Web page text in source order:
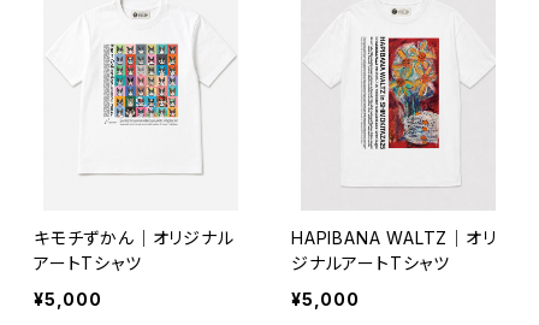
キモチずかん｜オリジナル
アートTシャツ
¥5,000
HAPIBANA WALTZ｜オリ
ジナルアートTシャツ
¥5,000